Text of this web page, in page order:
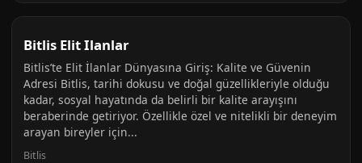
Bitlis Elit Ilanlar
Bitlis’te Elit İlanlar Dünyasına Giriş: Kalite ve Güvenin
Adresi Bitlis, tarihi dokusu ve doğal güzellikleriyle olduğu
kadar, sosyal hayatında da belirli bir kalite arayışını
beraberinde getiriyor. Özellikle özel ve nitelikli bir deneyim
arayan bireyler için...
Bitlis